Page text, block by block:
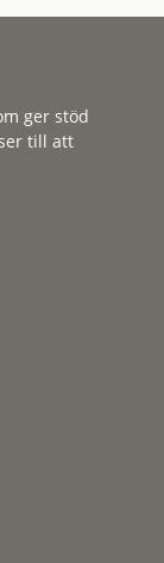
ger stöd
till att